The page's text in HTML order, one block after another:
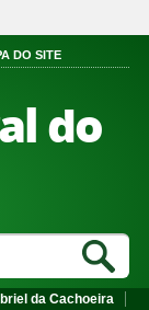
DO SITE
do
da Cachoeira